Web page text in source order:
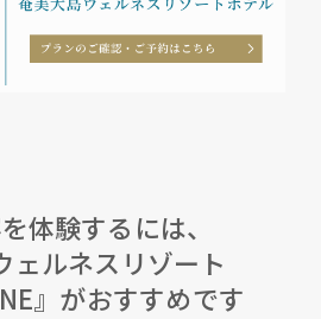
体験するには、
ェルネスリゾート
』がおすすめです